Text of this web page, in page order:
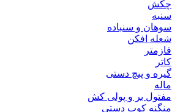
چکش
سنبه
سوهان و سنباده
شعله افکن
فازمتر
کاتر
گیره و پیچ دستی
ماله
مفتول بر و پولی کش
منگنه کوب دستی